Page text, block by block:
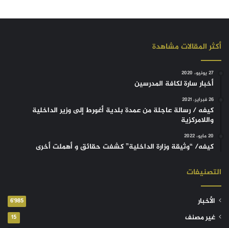
أكثر المقالات مشاهدة
27 يونيو، 2020
أخبار سارة لكافة المدرسين
26 فبراير، 2021
كيفه / رسالة عاجلة من عمدة بلدية أغورط إلى وزير الداخلية
واللامركزية
20 مايو، 2022
كيفه/ “وثيقة وزارة الداخلية” كشفت حقائق و أهملت أخرى
التصنيفات
الأخبار 6٬985
غير مصنف 15